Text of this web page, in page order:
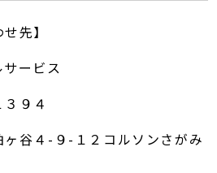
先】
ービス
９４
谷４-９-１２コルソンさがみ